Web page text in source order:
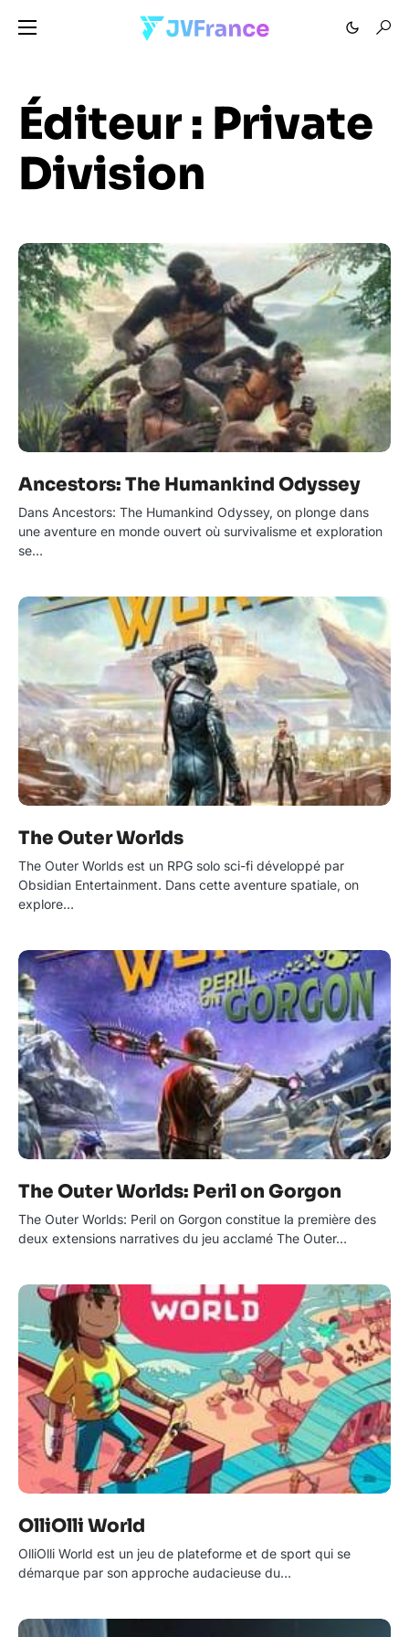
Éditeur : Private
Division
Ancestors: The Humankind Odyssey
Dans Ancestors: The Humankind Odyssey, on plonge dans
une aventure en monde ouvert où survivalisme et exploration
se…
The Outer Worlds
The Outer Worlds est un RPG solo sci-fi développé par
Obsidian Entertainment. Dans cette aventure spatiale, on
explore…
The Outer Worlds: Peril on Gorgon
The Outer Worlds: Peril on Gorgon constitue la première des
deux extensions narratives du jeu acclamé The Outer…
OlliOlli World
OlliOlli World est un jeu de plateforme et de sport qui se
démarque par son approche audacieuse du…